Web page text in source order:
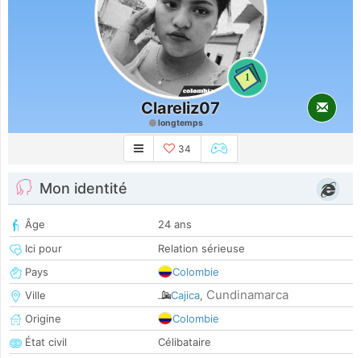
1
Clareliz07
longtemps
34
Mon identité
Âge
24 ans
Ici pour
Relation sérieuse
Pays
Colombie
Ville
Cajica, Cundinamarca
Origine
Colombie
État civil
Célibataire